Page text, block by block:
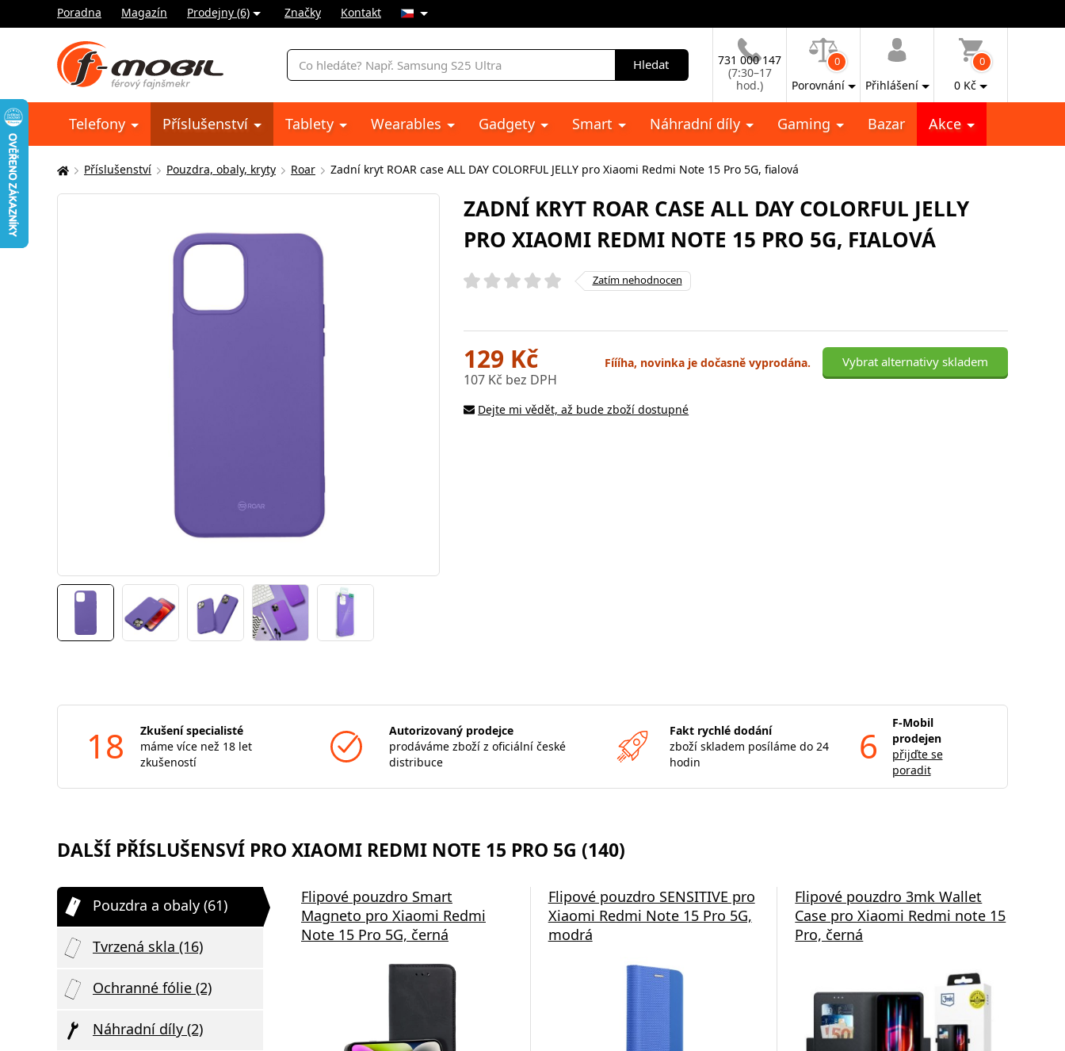
Poradna Magazín Prodejny (6) Značky Kontakt
Vyhledávání
Hledat
731 000 147
(7:30–17
hod.)
0
Porovnání Přihlášení
0
0 Kč
Telefony Příslušenství Tablety Wearables Gadgety Smart Náhradní díly Gaming Bazar Akce
Zde
se
Příslušenství Pouzdra, obaly, kryty Roar Zadní kryt ROAR case ALL DAY COLORFUL JELLY pro Xiaomi Redmi Note 15 Pro 5G, fialová
ZADNÍ KRYT ROAR CASE ALL DAY COLORFUL JELLY
PRO XIAOMI REDMI NOTE 15 PRO 5G, FIALOVÁ
Zatím nehodnocen
129 Kč
107 Kč bez DPH
Fíííha, novinka je dočasně vyprodána. Vybrat alternativy skladem
Dejte mi vědět, až bude zboží dostupné
18
Zkušení specialisté
máme více než 18 let
zkušeností
Autorizovaný prodejce
prodáváme zboží z oficiální české
distribuce
Fakt rychlé dodání
zboží skladem posíláme do 24
hodin
6
F-Mobil
prodejen
přijďte se
poradit
DALŠÍ PŘÍSLUŠENSVÍ PRO XIAOMI REDMI NOTE 15 PRO 5G (140)
Pouzdra a obaly (61)
Tvrzená skla (16)
Ochranné fólie (2)
Náhradní díly (2)
Flipové pouzdro Smart
Magneto pro Xiaomi Redmi
Note 15 Pro 5G, černá
Flipové pouzdro SENSITIVE pro
Xiaomi Redmi Note 15 Pro 5G,
modrá
Flipové pouzdro 3mk Wallet
Case pro Xiaomi Redmi note 15
Pro, černá